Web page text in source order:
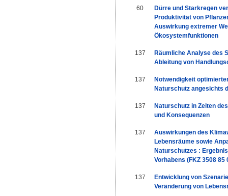
60
Dürre und Starkregen
Produktivität von
Auswirkung extremer
Ökosystemfunktionen
137
Räumliche Analyse des
Ableitung von
137
Notwendigkeit
Naturschutz angesichts
137
Naturschutz in Zeiten
und Konsequenzen
137
Auswirkungen des
Lebensräume sowie
Naturschutzes :
Vorhabens (FKZ 3508 85
137
Entwicklung von
Veränderung von